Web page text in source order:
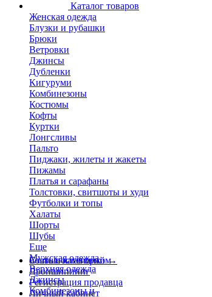
Каталог товаров
Женская одежда
Блузки и рубашки
Брюки
Ветровки
Джинсы
Дубленки
Кигуруми
Комбинезоны
Костюмы
Кофты
Куртки
Лонгсливы
Пальто
Пиджаки, жилеты и жакеты
Пижамы
Платья и сарафаны
Толстовки, свитшоты и худи
Футболки и топы
Халаты
Шорты
Шубы
Еще
Мужская одежда
Верхняя одежда
Джинсы
Комбинезоны и
Больше категорий→
Стать поставщиком
Дропшиппинг
Регистрация продавца
Личный кабинет